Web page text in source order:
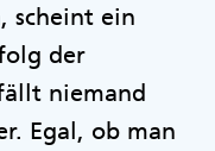
scheint ein
der
niemand
Egal, ob man